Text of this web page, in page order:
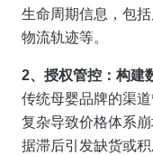
生命周期信息，包
物流轨迹等。
2、授权管控：构建
传统母婴品牌的渠
复杂导致价格体系
据滞后引发缺货或